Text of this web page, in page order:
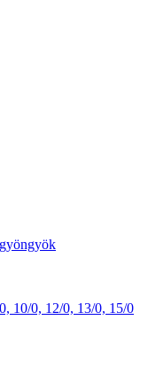
10/0, 12/0, 13/0, 15/0